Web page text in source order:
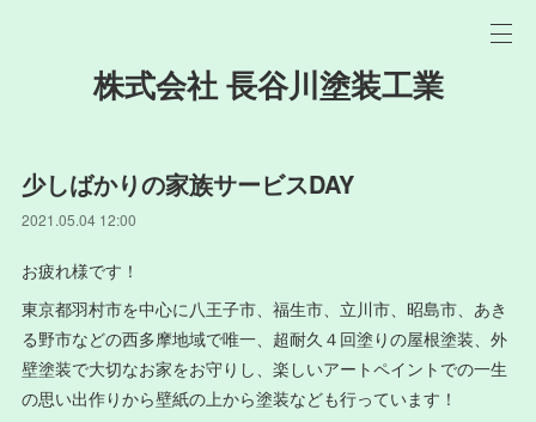
株式会社 長谷川塗装工業
少しばかりの家族サービスDAY
2021.05.04 12:00
お疲れ様です！
東京都羽村市を中心に八王子市、福生市、立川市、昭島市、あき
る野市などの西多摩地域で唯一、超耐久４回塗りの屋根塗装、外
壁塗装で大切なお家をお守りし、楽しいアートペイントでの一生
の思い出作りから壁紙の上から塗装なども行っています！